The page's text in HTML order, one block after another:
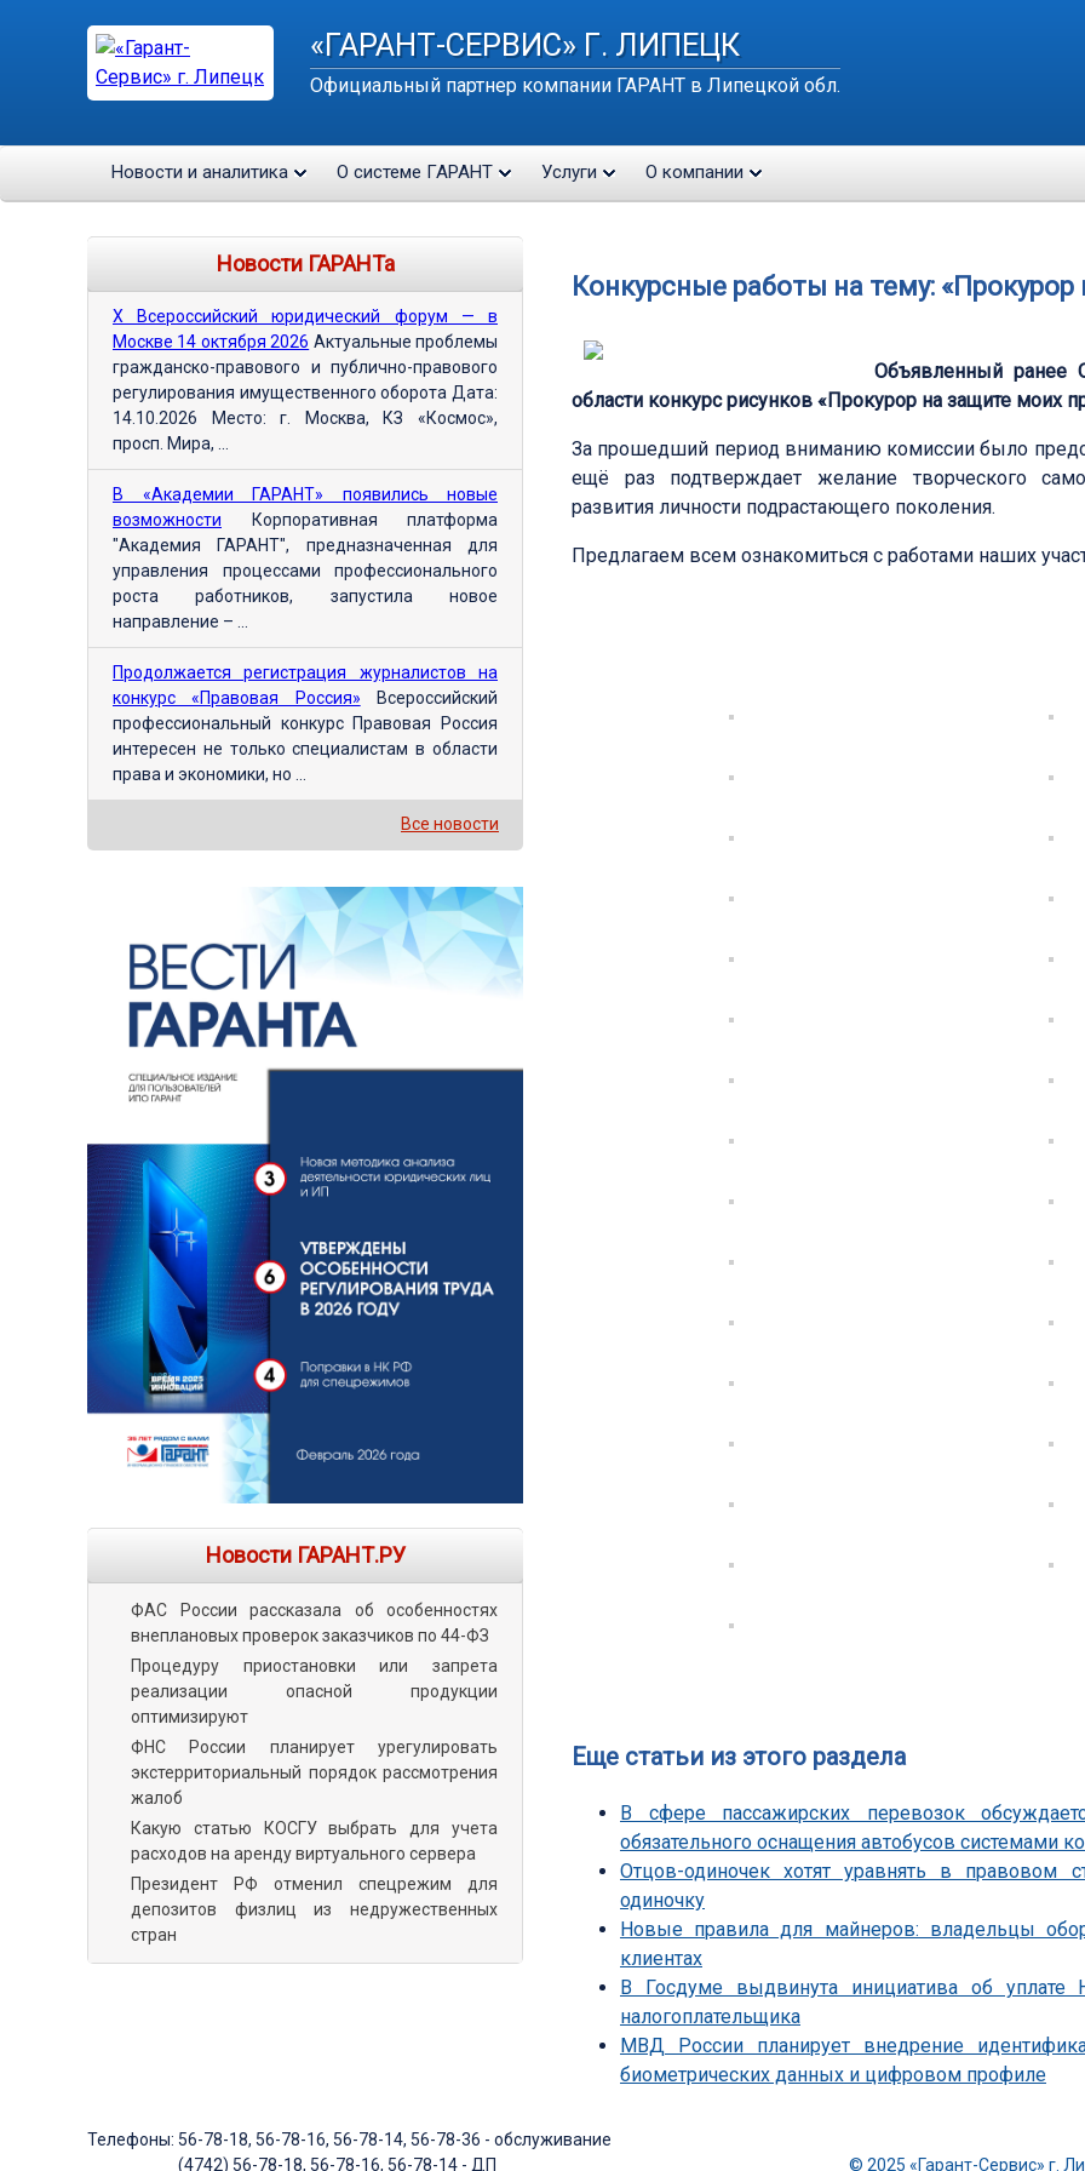
«ГАРАНТ-СЕРВИС» Г. ЛИПЕЦК
Официальный партнер компании ГАРАНТ в Липецкой обл.
Новости и аналитика О системе ГАРАНТ Услуги О компании
Конкурсные работы на тему:
Объявленный ранее
области конкурс рисунков «Прокурор на защите моих
За прошедший период вниманию комиссии было
ещё раз подтверждает желание творческого
развития личности подрастающего поколения.
Предлагаем всем ознакомиться с работами наших
Еще статьи из этого раздела
В сфере пассажирских перевозок
обязательного оснащения автобусов системами
Отцов-одиночек хотят уравнять в правовом
одиночку
Новые правила для майнеров: владельцы
клиентах
В Госдуме выдвинута инициатива об
налогоплательщика
МВД России планирует внедрение
биометрических данных и цифровом профиле
Новости ГАРАНТа
Х Всероссийский юридический форум — в
Москве 14 октября 2026 Актуальные проблемы
гражданско-правового и публично-правового
регулирования имущественного оборота Дата:
14.10.2026 Место: г. Москва, КЗ «Космос»,
просп. Мира, ...
В «Академии ГАРАНТ» появились новые
возможности Корпоративная платформа
"Академия ГАРАНТ", предназначенная для
управления процессами профессионального
роста работников, запустила новое
направление – ...
Продолжается регистрация журналистов на
конкурс «Правовая Россия» Всероссийский
профессиональный конкурс Правовая Россия
интересен не только специалистам в области
права и экономики, но ...
Все новости
Новости ГАРАНТ.РУ
ФАС России рассказала об особенностях
внеплановых проверок заказчиков по 44-ФЗ
Процедуру приостановки или запрета
реализации опасной продукции
оптимизируют
ФНС России планирует урегулировать
экстерриториальный порядок рассмотрения
жалоб
Какую статью КОСГУ выбрать для учета
расходов на аренду виртуального сервера
Президент РФ отменил спецрежим для
депозитов физлиц из недружественных
стран
Телефоны: 56-78-18, 56-78-16, 56-78-14, 56-78-36 - обслуживание
(4742) 56-78-18, 56-78-16, 56-78-14 - ДП
© 2025 «Гарант-Сервис» г.